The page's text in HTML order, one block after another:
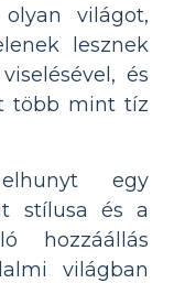
világot,
lesznek
és
több mint tíz
egy
stílusa és a
hozzáállás
világban